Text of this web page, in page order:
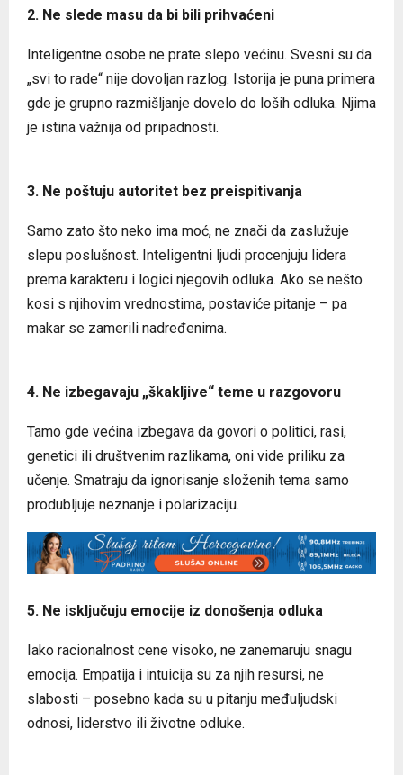
2. Ne slede masu da bi bili prihvaćeni
Inteligentne osobe ne prate slepo većinu. Svesni su da
„svi to rade“ nije dovoljan razlog. Istorija je puna primera
gde je grupno razmišljanje dovelo do loših odluka. Njima
je istina važnija od pripadnosti.
3. Ne poštuju autoritet bez preispitivanja
Samo zato što neko ima moć, ne znači da zaslužuje
slepu poslušnost. Inteligentni ljudi procenjuju lidera
prema karakteru i logici njegovih odluka. Ako se nešto
kosi s njihovim vrednostima, postaviće pitanje – pa
makar se zamerili nadređenima.
4. Ne izbegavaju „škakljive“ teme u razgovoru
Tamo gde većina izbegava da govori o politici, rasi,
genetici ili društvenim razlikama, oni vide priliku za
učenje. Smatraju da ignorisanje složenih tema samo
produbljuje neznanje i polarizaciju.
5. Ne isključuju emocije iz donošenja odluka
Iako racionalnost cene visoko, ne zanemaruju snagu
emocija. Empatija i intuicija su za njih resursi, ne
slabosti – posebno kada su u pitanju međuljudski
odnosi, liderstvo ili životne odluke.